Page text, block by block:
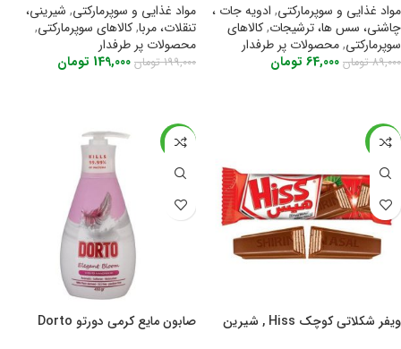
مواد غذایی و سوپرمارکتی, ادویه جات ،
چاشنی، سس ها، ترشیجات,کالاهای
سوپرمارکتی,محصولات پر طرفدار
89,000 تومان 64,000 تومان
مواد غذایی و سوپرمارکتی, شیرینی،
تنقلات، مربا,کالاهای سوپرمارکتی,
محصولات پر طرفدار
199,000 تومان 149,000 تومان
-18%
ویفر شکلاتی کوچک Hiss , شیرین
-22%
صابون مایع کرمی دورتو Dorto